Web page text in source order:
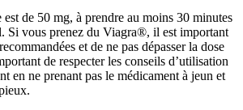
est de 50 mg, à prendre au moins 30 minutes
Si vous prenez du Viagra®, il est important
et de ne pas dépasser la dose
de respecter les conseils d’utilisation
en ne prenant pas le médicament à jeun et